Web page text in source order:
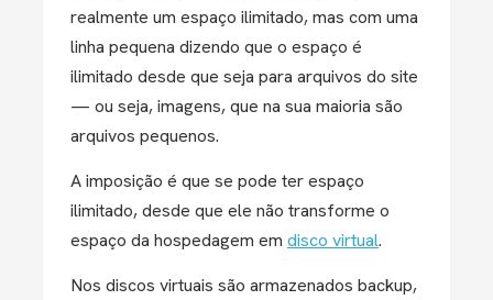
realmente um espaço ilimitado, mas com uma
linha pequena dizendo que o espaço é
ilimitado desde que seja para arquivos do site
— ou seja, imagens, que na sua maioria são
arquivos pequenos.
A imposição é que se pode ter espaço
ilimitado, desde que ele não transforme o
espaço da hospedagem em disco virtual.
Nos discos virtuais são armazenados backup,